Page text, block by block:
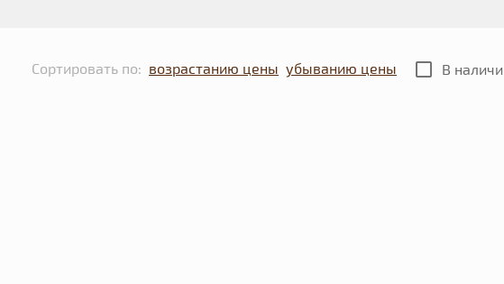
Сортировать по: возрастанию цены убыванию цены В